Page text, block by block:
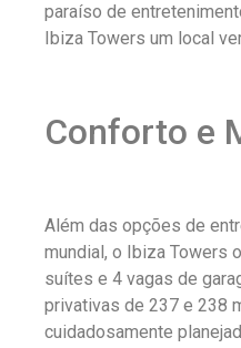
paraíso de
Ibiza Towers um local
Conforto e
Além das opções de
mundial, o Ibiza Towers
suítes e 4 vagas de
privativas de 237 e 238
cuidadosamente